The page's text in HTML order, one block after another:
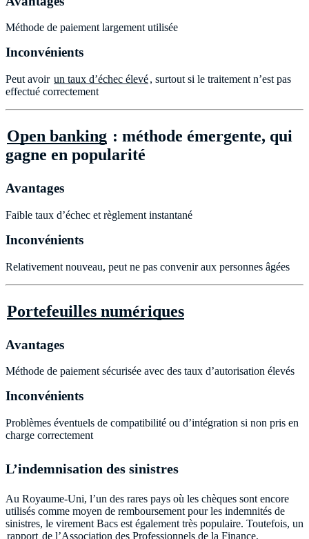
Méthode de paiement largement utilisée
Inconvénients
Peut avoir un taux d’échec élevé, surtout si le traitement n’est pas
effectué correctement
Open banking : méthode émergente, qui
gagne en popularité
Avantages
Faible taux d’échec et règlement instantané
Inconvénients
Relativement nouveau, peut ne pas convenir aux personnes âgées
Portefeuilles numériques
Avantages
Méthode de paiement sécurisée avec des taux d’autorisation élevés
Inconvénients
Problèmes éventuels de compatibilité ou d’intégration si non pris en
charge correctement
L’indemnisation des sinistres
Au Royaume-Uni, l’un des rares pays où les chèques sont encore
utilisés comme moyen de remboursement pour les indemnités de
sinistres, le virement Bacs est également très populaire. Toutefois, un
rapport de l’Association des Professionnels de la Finance,